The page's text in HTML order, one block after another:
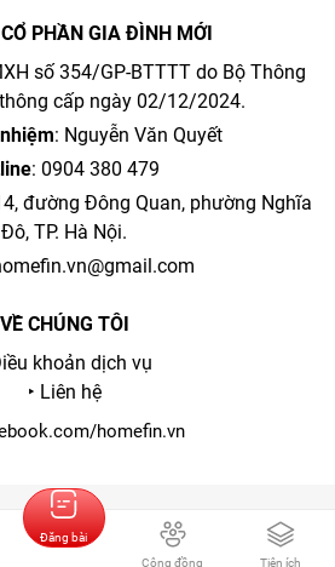
PHẦN GIA ĐÌNH MỚI
số 354/GP-BTTTT do Bộ Thông
cấp ngày 02/12/2024.
: Nguyễn Văn Quyết
: 0904 380 479
đường Đông Quan, phường Nghĩa
Đô, TP. Hà Nội.
VỀ CHÚNG TÔI
khoản dịch vụ
‣ Liên hệ
homefin.vn
Đăng bài
Cộng đồng
Tiện ích